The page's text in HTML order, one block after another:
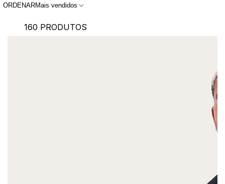
ORDENARMais vendidos
160 PRODUTOS